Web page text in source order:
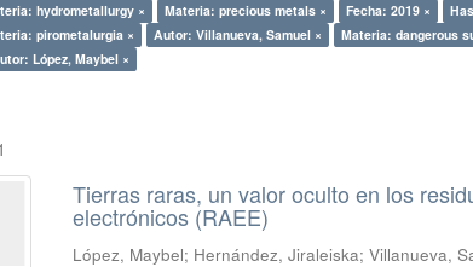
hydrometallurgy × Materia: precious metals × Fecha: 2019 ×
pirometalurgia × Autor: Villanueva, Samuel × Materia: dangerous
López, Maybel ×
Tierras raras, un valor oculto en los
electrónicos (RAEE)
López, Maybel; Hernández, Jiraleiska;Villanueva,